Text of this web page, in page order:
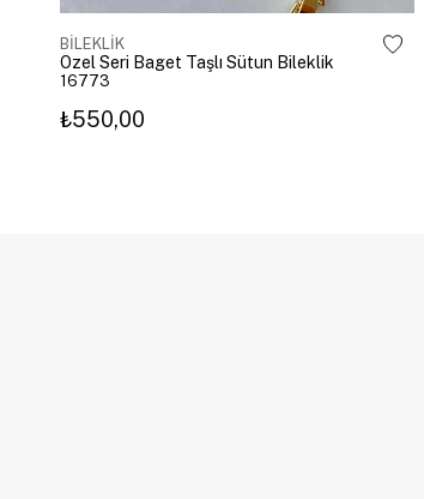
BİLEKLİK
Özel Seri Baget Taşlı Sütun Bileklik
16773
₺550,00